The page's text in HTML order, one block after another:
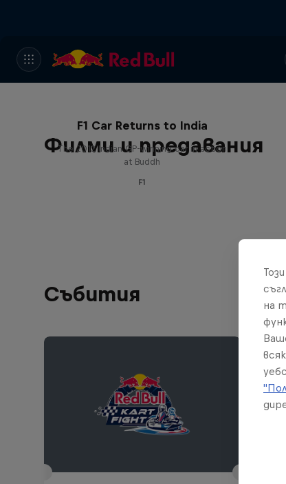
Филми и предавания
F1 Car Returns to India
The 2012 Indian GP-winning car in action
at Buddh
F1
Събития
на